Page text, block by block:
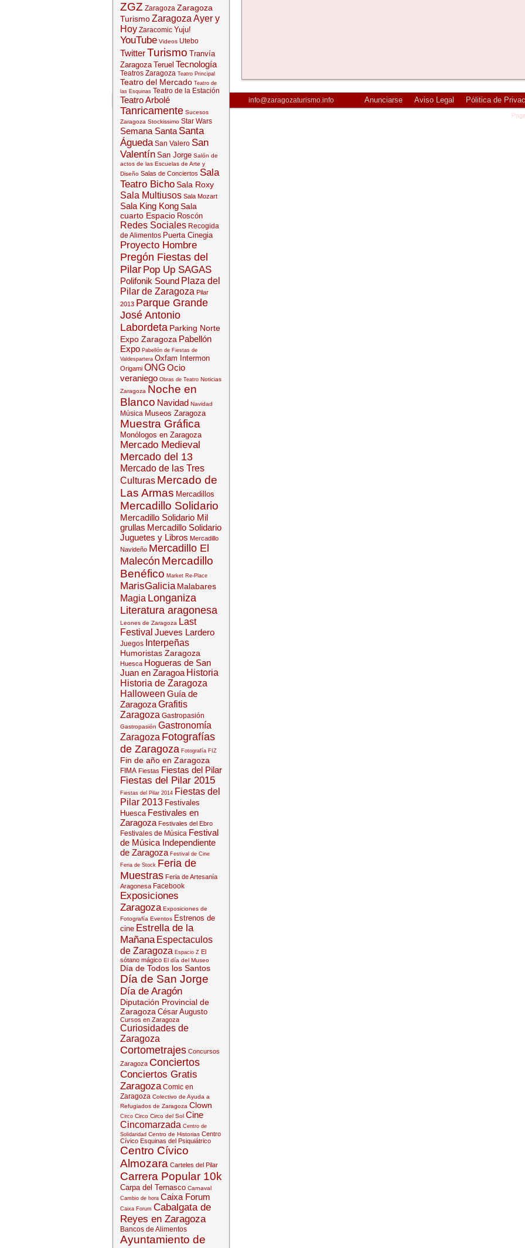
ZGZ Zaragoza Zaragoza
TurismoZaragoza Ayer y
Hoy Zaracomic Yuju!
YouTube Videos Utebo
TwitterTurismo Tranvía
Zaragoza Teruel Tecnología
Teatros Zaragoza Teatro Principal
Teatro del Mercado Teatro de
las Esquinas Teatro de la Estación
Teatro Arbolé
Tanricamente Sucesos
Zaragoza Stockissimo Star Wars
Semana Santa Santa
Águeda San Valero San
Valentín San Jorge Salón de
actos de las Escuelas de Arte y
Diseño Salas de Conciertos Sala
Teatro BichoSala Roxy
Sala Multiusos Sala Mozart
Sala King KongSala
cuarto Espacio Roscón
Redes Sociales Recogida
de Alimentos Puerta Cinegia
Proyecto Hombre
Pregón Fiestas del
Pilar Pop Up SAGAS
Polifonik Sound Plaza del
Pilar de Zaragoza Pilar
2013 Parque Grande
José Antonio
Labordeta Parking Norte
Expo Zaragoza Pabellón
Expo Pabellón de Fiestas de
Valdespartera Oxfam Intermon
Origami ONGOcio
veraniego Obras de Teatro Noticias
Zaragoza Noche en
Blanco Navidad Navidad
Música Museos Zaragoza
Muestra Gráfica
Monólogos en Zaragoza
Mercado Medieval
Mercado del 13
Mercado de las Tres
Culturas Mercado de
Las Armas Mercadillos
Mercadillo Solidario
Mercadillo Solidario Mil
grullas Mercadillo Solidario
Juguetes y Libros Mercadillo
Navideño Mercadillo El
Malecón Mercadillo
Benéfico Market Re-Place
MarisGalicia Malabares
Magia Longaniza
Literatura aragonesa
Leones de Zaragoza
Last
Festival Jueves Lardero
Juegos Interpeñas
Humoristas Zaragoza
Huesca Hogueras de San
Juan en Zaragoa Historia
Historia de Zaragoza
Halloween Guía de
ZaragozaGrafitis
Zaragoza Gastropasión
Gastropasión Gastronomía
Zaragoza Fotografías
de Zaragoza Fotografía FIZ
Fin de año en Zaragoza
FIMA Fiestas Fiestas del Pilar
Fiestas del Pilar 2015
Fiestas del Pilar 2014 Fiestas del
Pilar 2013 Festivales
Huesca Festivales en
Zaragoza Festivales del Ebro
Festivales de Música Festival
de Música Independiente
de Zaragoza Festival de Cine
Feria de Stock Feria de
Muestras Feria de Artesanía
Aragonesa Facebook
Exposiciones
Zaragoza Exposiciones de
Fotografía Eventos Estrenos de
cine Estrella de la
Mañana Espectaculos
de Zaragoza Espacio Z El
sótano mágico El día del Museo
Día de Todos los Santos
Día de San Jorge
Día de Aragón
Diputación Provincial de
Zaragoza César Augusto
Cursos en Zaragoza
Curiosidades de
Zaragoza
Cortometrajes Concursos
Zaragoza Conciertos
Conciertos Gratis
Zaragoza Comic en
Zaragoza Colectivo de Ayuda a
Refugiados de Zaragoza Clown
Circo Circo Circo del Sol Cine
Cincomarzada Centro de
Solidaridad Centro de Historias Centro
Cívico Esquinas del Psiquiátrico
Centro Cívico
Almozara Carteles del Pilar
Carrera Popular 10k
Carpa del Ternasco Carnaval
Cambio de hora Caixa Forum
Caixa Forum Cabalgata de
Reyes en Zaragoza
Bancos de Alimentos
Ayuntamiento de
info@zaragozaturismo.info Anunciarse Aviso Legal Pólitica de